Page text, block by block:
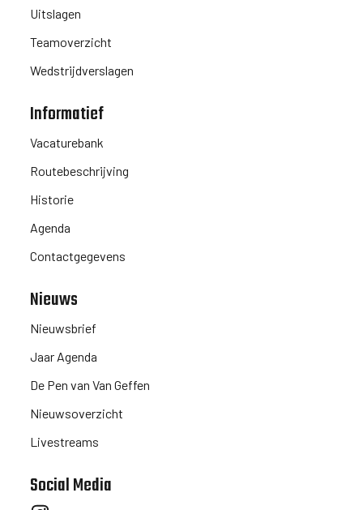
Uitslagen
Teamoverzicht
Wedstrijdverslagen
Informatief
Vacaturebank
Routebeschrijving
Historie
Agenda
Contactgegevens
Nieuws
Nieuwsbrief
Jaar Agenda
De Pen van Van Geffen
Nieuwsoverzicht
Livestreams
Social Media